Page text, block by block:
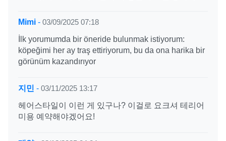
Mimi - 03/09/2025 07:18
İlk yorumumda bir öneride bulunmak istiyorum:
köpeğimi her ay traş ettiriyorum, bu da ona harika bir
görünüm kazandırıyor
지민 - 03/11/2025 13:17
헤어스타일이 이런 게 있구나? 이걸로 요크셔 테리어
미용 예약해야겠어요!